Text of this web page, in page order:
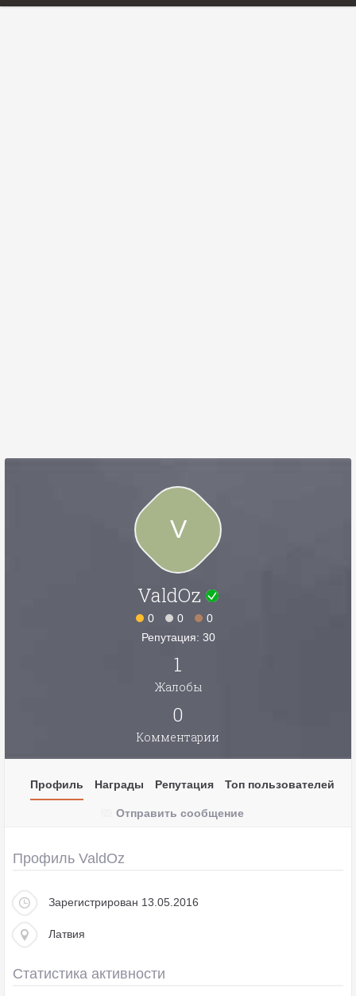
V
ValdOz
0 0
0
Репутация: 30
1
Жалобы
0
Комментарии
Профиль Награды Репутация Топ пользователей
Отправить сообщение
Профиль ValdOz
Зарегистрирован 13.05.2016
Латвия
Статистика активности